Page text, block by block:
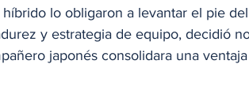
lo obligaron a levantar el pie del
y estrategia de equipo, decidió
japonés consolidara una